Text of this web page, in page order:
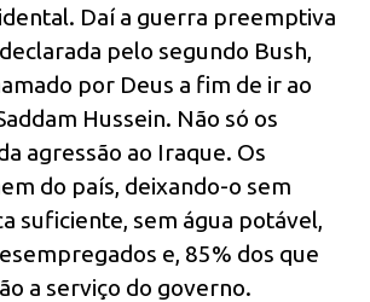
Daí a guerra preemptiva
pelo segundo Bush,
por Deus a fim de ir ao
Hussein. Não só os
agressão ao Iraque. Os
do país, deixando-o sem
suficiente, sem água potável,
e, 85% dos que
a serviço do governo.